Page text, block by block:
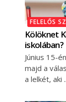
FELELŐS
Kölöknet
iskolában?
Június 15-
majd a
a lelkét, aki